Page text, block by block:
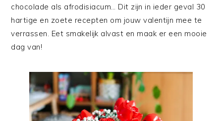
chocolade als afrodisiacum… Dit zijn in ieder geval 30
hartige en zoete recepten om jouw valentijn mee te
verrassen. Eet smakelijk alvast en maak er een mooie
dag van!